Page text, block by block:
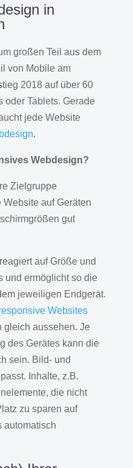
in
großen Teil aus dem
von Mobile am
2018 auf über 60
oder Tablets. Gerade
jede Website
.
Webdesign?
Zielgruppe
auf Geräten
gut
reagiert auf Größe und
und ermöglicht so die
jeweiligen Endgerät.
Websites
gleich aussehen. Je
des Gerätes kann die
sein. Bild- und
Inhalte, z.B.
die nicht
zu sparen auf
automatisch